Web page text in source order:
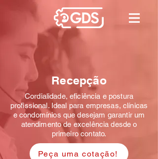
Recepção
Cordialidade, eficiência e postura
profissional. Ideal para empresas, clínicas
e condomínios que desejam garantir um
atendimento de excelência desde o
primeiro contato.
Peça uma cotação!